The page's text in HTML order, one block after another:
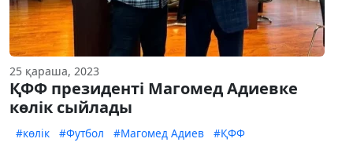
25 қараша, 2023
ҚФФ президенті Магомед Адиевке
көлік сыйлады
#көлік #Футбол #Магомед Адиев #ҚФФ